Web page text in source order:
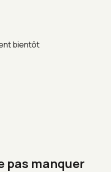
bientôt
pas manquer